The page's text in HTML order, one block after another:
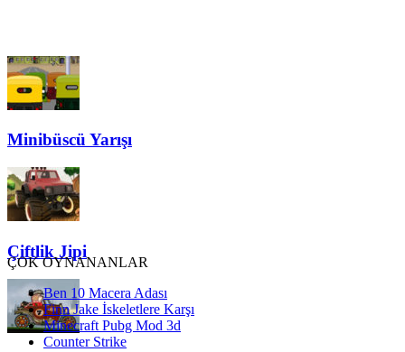
Minibüscü Yarışı
Çiftlik Jipi
ÇOK OYNANANLAR
Ben 10 Macera Adası
Finn Jake İskeletlere Karşı
Minecraft Pubg Mod 3d
Counter Strike